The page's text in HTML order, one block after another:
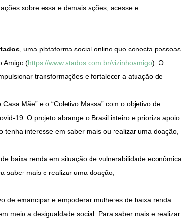
sobre essa e demais ações, acesse e
, uma plataforma social online que conecta pessoas
Amigo (https://www.atados.com.br/vizinhoamigo). O
transformações e fortalecer a atuação de
Mãe” e o “Coletivo Massa” com o objetivo de
19. O projeto abrange o Brasil inteiro e prioriza apoio
interesse em saber mais ou realizar uma doação,
baixa renda em situação de vulnerabilidade econômica
saber mais e realizar uma doação,
de emancipar e empoderar mulheres de baixa renda
meio a desigualdade social. Para saber mais e realizar